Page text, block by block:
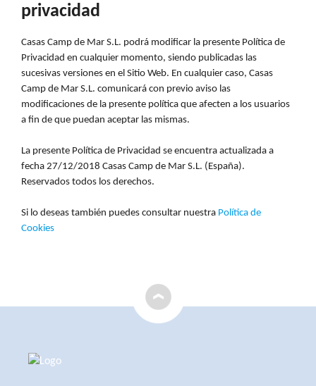
privacidad
Casas Camp de Mar S.L. podrá modificar la presente Política de
Privacidad en cualquier momento, siendo publicadas las
sucesivas versiones en el Sitio Web. En cualquier caso, Casas
Camp de Mar S.L. comunicará con previo aviso las
modificaciones de la presente política que afecten a los usuarios
a fin de que puedan aceptar las mismas.
La presente Política de Privacidad se encuentra actualizada a
fecha 27/12/2018 Casas Camp de Mar S.L. (España).
Reservados todos los derechos.
Si lo deseas también puedes consultar nuestra Política de
Cookies